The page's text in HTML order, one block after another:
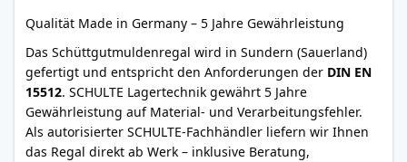
Qualität Made in Germany – 5 Jahre Gewährleistung
Das Schüttgutmuldenregal wird in Sundern (Sauerland)
gefertigt und entspricht den Anforderungen der DIN EN
15512. SCHULTE Lagertechnik gewährt 5 Jahre
Gewährleistung auf Material- und Verarbeitungsfehler.
Als autorisierter SCHULTE-Fachhändler liefern wir Ihnen
das Regal direkt ab Werk – inklusive Beratung,